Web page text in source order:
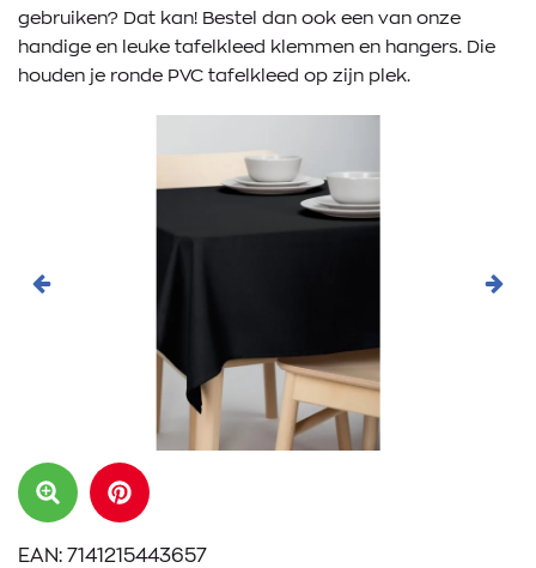
INSPIRATIE
gebruiken? Dat kan! Bestel dan ook een van onze
handige en leuke tafelkleed klemmen en hangers. Die
houden je ronde PVC tafelkleed op zijn plek.
Vorige
EAN: 7141215443657